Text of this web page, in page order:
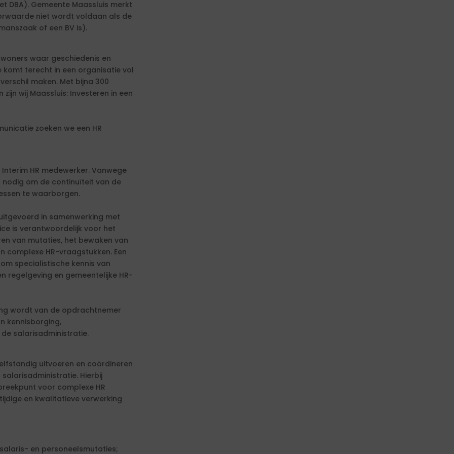
DBA). Gemeente Maassluis merkt
niet wordt voldaan als de
of een BV is).
waar geschiedenis en
komt terecht in een organisatie vol
maken. Met bijna 300
wij Maassluis: Investeren in een
zoeken we een HR
HR medewerker. Vanwege
om de continuïteit van de
te waarborgen.
in samenwerking met
is verantwoordelijk voor het
van mutaties, het bewaken van
HR-vraagstukken. Een
specialistische kennis van
regelgeving en gemeentelijke HR-
wordt van de opdrachtnemer
kennisborging,
salarisadministratie.
uitvoeren en coördineren
Hierbij
voor complexe HR
en kwalitatieve verwerking
en personeelsmutaties;